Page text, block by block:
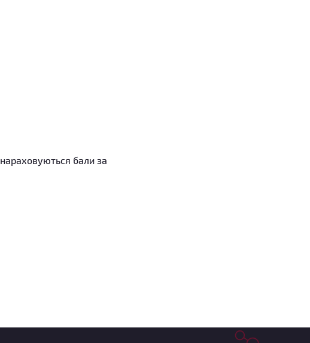
бали за